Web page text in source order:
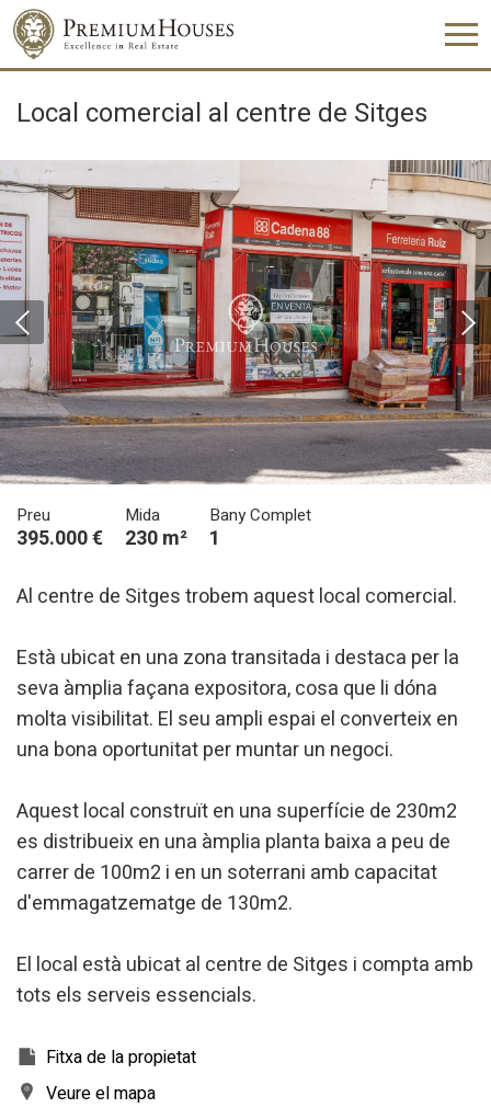
Local comercial al centre de Sitges
Preu
395.000 €
Mida
230 m²
Bany Complet
1
Al centre de Sitges trobem aquest local comercial.
Està ubicat en una zona transitada i destaca per la
seva àmplia façana expositora, cosa que li dóna
molta visibilitat. El seu ampli espai el converteix en
una bona oportunitat per muntar un negoci.
Aquest local construït en una superfície de 230m2
es distribueix en una àmplia planta baixa a peu de
carrer de 100m2 i en un soterrani amb capacitat
d'emmagatzematge de 130m2.
El local està ubicat al centre de Sitges i compta amb
tots els serveis essencials.
Fitxa de la propietat
Veure el mapa